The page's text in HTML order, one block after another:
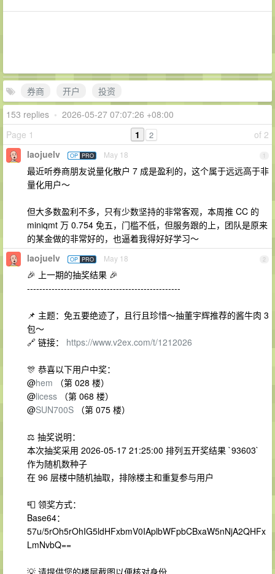
券商 开户
投资
153 replies • 2026-05-27 07:07:26 +08:00
Page 1
of 2
1 2
1
laojuelv OP PRO May 18
最近听券商朋友说量化散户 7 成是盈利的，这个属于远远高于非
量化用户～
但大多数盈利不多，只有少数坚持的非常客观，本周推 CC 的
miniqmt 万 0.754 免五，门槛不低，但服务跟的上，团队是原来
的某金做的非常好的，也逼着我得好好学习～
2
laojuelv OP PRO May 18
🎉 上一期的抽奖结果 🎉
--------------------------------------------------
📌 主题：免五要绝迹了，且行且珍惜～抽董宇辉推荐的酱牛肉 3
包～
🔗 链接： https://www.v2ex.com/t/1212026
🎊 恭喜以下用户中奖：
@hem （第 028 楼）
@licess （第 068 楼）
@SUN700S （第 075 楼）
⚖️ 抽奖说明：
本次抽奖采用 2026-05-17 21:25:00 排列五开奖结果 `93603`
作为随机数种子
在 96 层楼中随机抽取，排除楼主和重复参与用户
📮 领奖方式：
Base64：
57u/5rOh5rOhIG5ldHFxbmV0IAplbWFpbCBxaW5nNjA2QHFx
LmNvbQ==